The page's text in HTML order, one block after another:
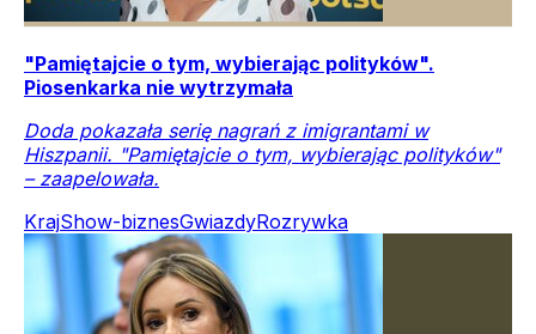
"Pamiętajcie o tym, wybierając polityków".
Piosenkarka nie wytrzymała
Doda pokazała serię nagrań z imigrantami w
Hiszpanii. "Pamiętajcie o tym, wybierając polityków"
– zaapelowała.
KrajShow-biznesGwiazdyRozrywka